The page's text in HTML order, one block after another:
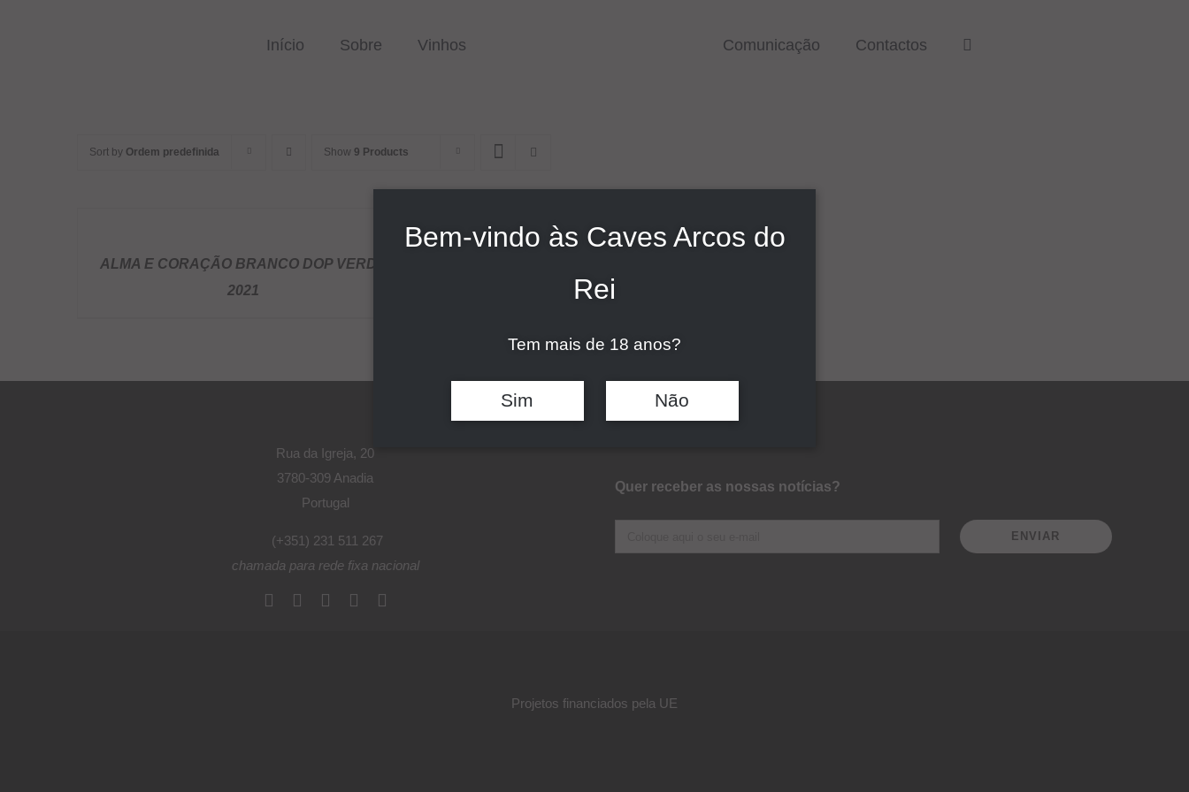
Início Sobre Vinhos Comunicação Contactos
Sort by Ordem predefinida Show 9 Products
ALMA E CORAÇÃO BRANCO DOP VERDE
2021
DETALHES
2021
Rua da Igreja, 20
3780-309 Anadia
Portugal
(+351) 231 511 267
chamada para rede fixa nacional
Quer receber as nossas notícias?
ENVIAR
Projetos financiados pela UE
Bem-vindo às Caves Arcos do
Rei
Tem mais de 18 anos?
Sim Não